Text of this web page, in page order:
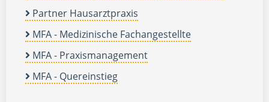
Partner Hausarztpraxis
MFA - Medizinische Fachangestellte
MFA - Praxismanagement
MFA - Quereinstieg